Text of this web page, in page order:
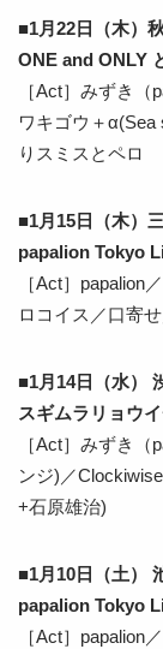
■1月22日（木）
ONE and ONLY
［Act］みずき
ワキゴウ＋α(Sea
りスミスとペロ
■1月15日（木）
papalion Tokyo
［Act］papalion
ロコイス／口寄
■1月14日（水）
スギムラリョウ
［Act］みずき
ンジ)／
+石原雄治)
■1月10日（土）
papalion Tokyo
［Act］papalion